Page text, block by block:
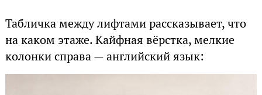
Табличка между лифтами рассказывает, что
на каком этаже. Кайфная вёрстка, мелкие
колонки справа — английский язык: